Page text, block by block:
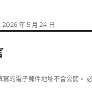
發
佈
2026 年 5 月 24 日
寫的電子郵件地址不會公開。